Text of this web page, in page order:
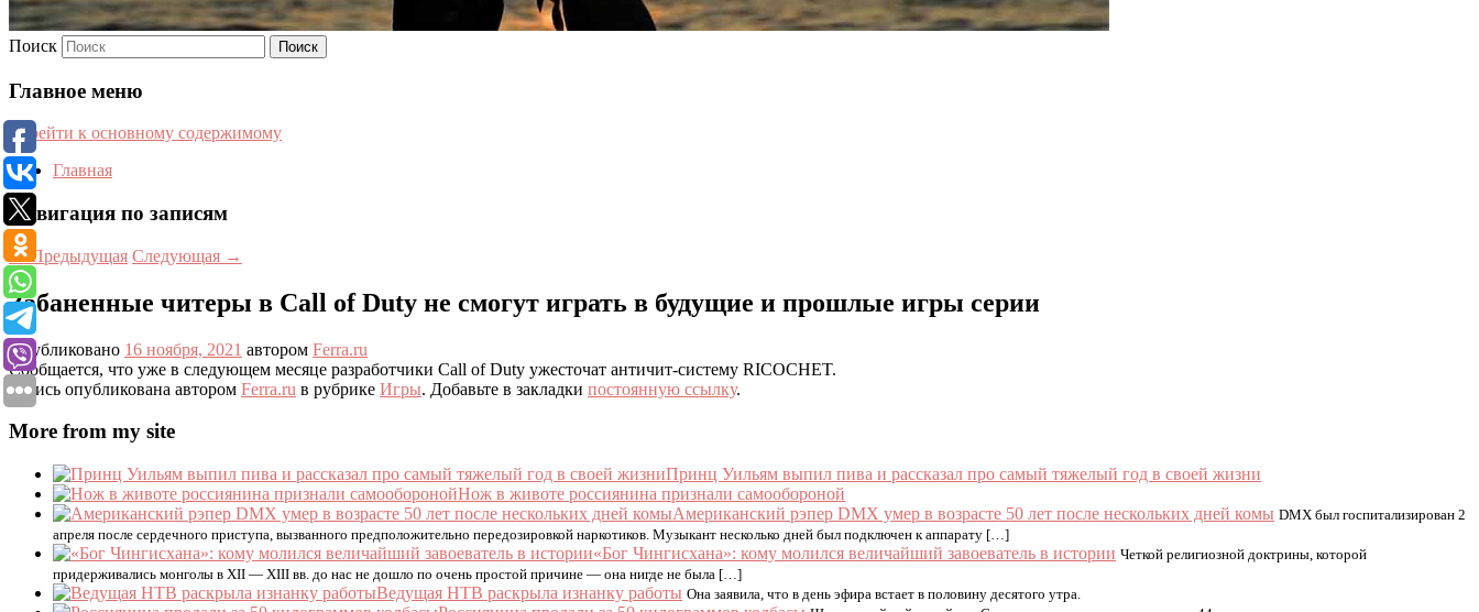
Поиск
Главное меню
Перейти к основному содержимому
Главная
Навигация по записям
←Предыдущая Следующая →
Забаненные читеры в Call of Duty не смогут играть в будущие и прошлые игры серии
Опубликовано 16 ноября, 2021 автором Ferra.ru
Сообщается, что уже в следующем месяце разработчики Call of Duty ужесточат античит-систему RICOCHET.
Запись опубликована автором Ferra.ru в рубрике Игры. Добавьте в закладки постоянную ссылку.
More from my site
Принц Уильям выпил пива и рассказал про самый тяжелый год в своей жизни
Нож в животе россиянина признали самообороной
Американский рэпер DMX умер в возрасте 50 лет после нескольких дней комы DMX был госпитализирован 2
апреля после сердечного приступа, вызванного предположительно передозировкой наркотиков. Музыкант несколько дней был подключен к аппарату […]
«Бог Чингисхана»: кому молился величайший завоеватель в истории Четкой религиозной доктрины, которой
придерживались монголы в XII — XIII вв. до нас не дошло по очень простой причине — она нигде не была […]
Ведущая НТВ раскрыла изнанку работы Она заявила, что в день эфира встает в половину десятого утра.